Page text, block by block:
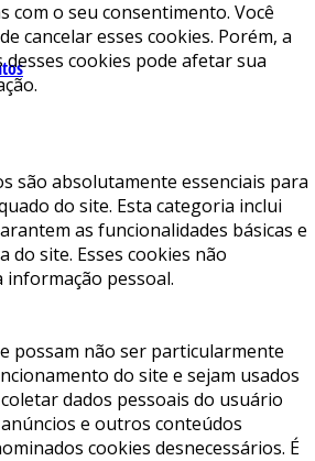
com o seu consentimento. Você
cancelar esses cookies. Porém, a
desses cookies pode afetar sua
são absolutamente essenciais para
do site. Esta categoria inclui
as funcionalidades básicas e
do site. Esses cookies não
pessoal.
possam não ser particularmente
do site e sejam usados
dados pessoais do usuário
e outros conteúdos
cookies desnecessários. É